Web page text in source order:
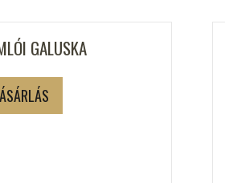
GALUSKA